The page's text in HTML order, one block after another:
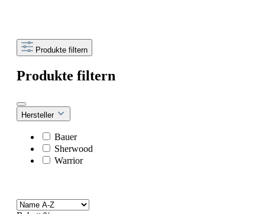
Produkte filtern
Produkte filtern
Hersteller
Bauer
Sherwood
Warrior